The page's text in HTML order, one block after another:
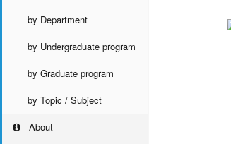
by Department
by Undergraduate program
by Graduate program
by Topic / Subject
About